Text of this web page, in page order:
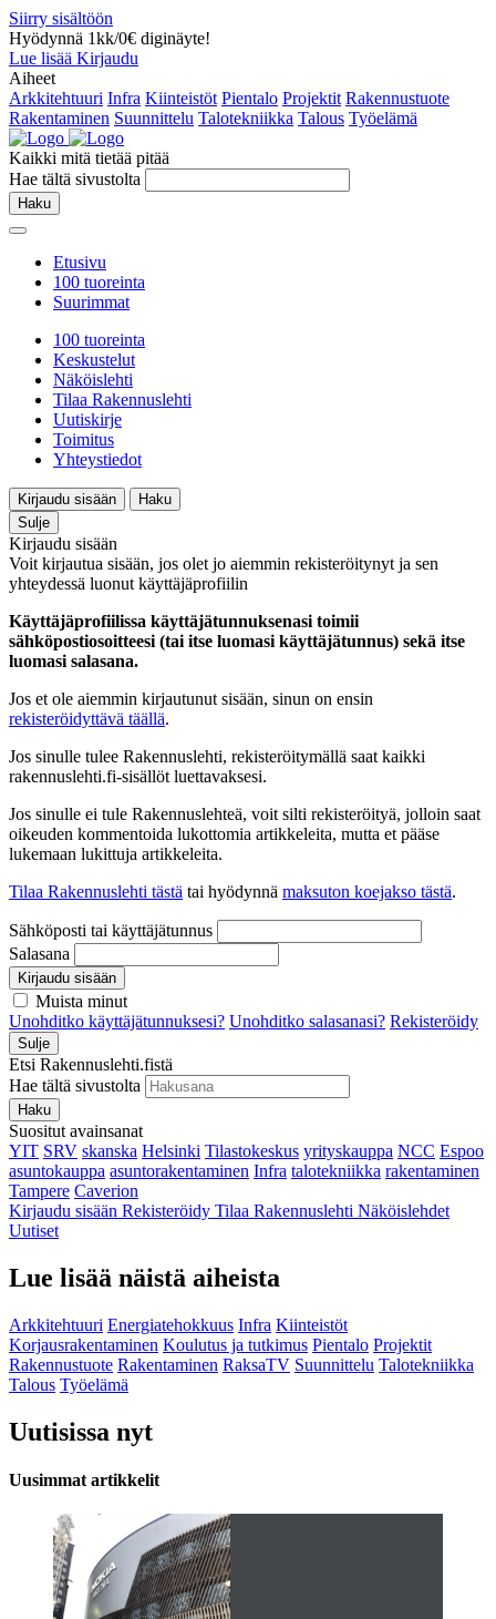
Siirry sisältöön
Hyödynnä 1kk/0€ diginäyte!
Lue lisää Kirjaudu
Aiheet
Arkkitehtuuri Infra Kiinteistöt Pientalo Projektit Rakennustuote
Rakentaminen Suunnittelu Talotekniikka Talous Työelämä
Kaikki mitä tietää pitää
Hae tältä sivustolta
Haku
Etusivu
100 tuoreinta
Suurimmat
100 tuoreinta
Keskustelut
Näköislehti
Tilaa Rakennuslehti
Uutiskirje
Toimitus
Yhteystiedot
Kirjaudu sisään
Haku
Sulje
Kirjaudu sisään
Voit kirjautua sisään, jos olet jo aiemmin rekisteröitynyt ja sen
yhteydessä luonut käyttäjäprofiilin
Käyttäjäprofiilissa käyttäjätunnuksenasi toimii
sähköpostiosoitteesi (tai itse luomasi käyttäjätunnus) sekä itse
luomasi salasana.
Jos et ole aiemmin kirjautunut sisään, sinun on ensin
rekisteröidyttävä täällä.
Jos sinulle tulee Rakennuslehti, rekisteröitymällä saat kaikki
rakennuslehti.fi-sisällöt luettavaksesi.
Jos sinulle ei tule Rakennuslehteä, voit silti rekisteröityä, jolloin saat
oikeuden kommentoida lukottomia artikkeleita, mutta et pääse
lukemaan lukittuja artikkeleita.
Tilaa Rakennuslehti tästä tai hyödynnä maksuton koejakso tästä.
Sähköposti tai käyttäjätunnus
Salasana
Kirjaudu sisään
Muista minut
Unohditko käyttäjätunnuksesi? Unohditko salasanasi? Rekisteröidy
Sulje
Etsi Rakennuslehti.fistä
Hae tältä sivustolta
Haku
Suositut avainsanat
YIT SRV skanska Helsinki Tilastokeskus yrityskauppa NCC Espoo
asuntokauppa asuntorakentaminen Infra talotekniikka rakentaminen
Tampere Caverion
Kirjaudu sisään Rekisteröidy Tilaa Rakennuslehti Näköislehdet
Uutiset
Lue lisää näistä aiheista
Arkkitehtuuri Energiatehokkuus Infra Kiinteistöt
Korjausrakentaminen Koulutus ja tutkimus Pientalo Projektit
Rakennustuote Rakentaminen RaksaTV Suunnittelu Talotekniikka
Talous Työelämä
Uutisissa nyt
Uusimmat artikkelit